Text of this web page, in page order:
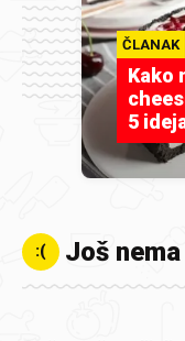
ČLANAK
Kako
5
:( Još